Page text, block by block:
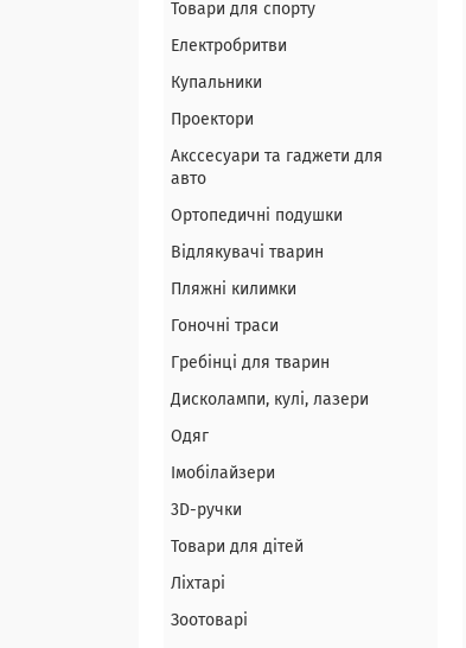
Товари для спорту
Електробритви
Купальники
Проектори
Акссесуари та гаджети для
авто
Ортопедичні подушки
Відлякувачі тварин
Пляжні килимки
Гоночні траси
Гребінці для тварин
Дисколампи, кулі, лазери
Одяг
Імобілайзери
3D-ручки
Товари для дітей
Ліхтарі
Зоотоварі